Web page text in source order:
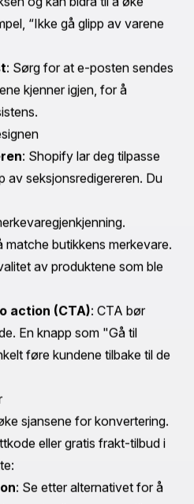
automatiseringen: Hvis du
for forlatte handlekurver
listen.
automatiseringen for forlatt
å endre e-postinnholdet.
feltet kan du velge hvilken
e-posten. Dette kan være
har abonnert på
den standard emnelinjen til
gjenspeiler merkevaren din
eksempel, fra “Du har
din venter med en spesiell
: Denne teksten vises under
og kan bidra til å øke
“Ikke gå glipp av varene
: Sørg for at e-posten sendes
kjenner igjen, for å